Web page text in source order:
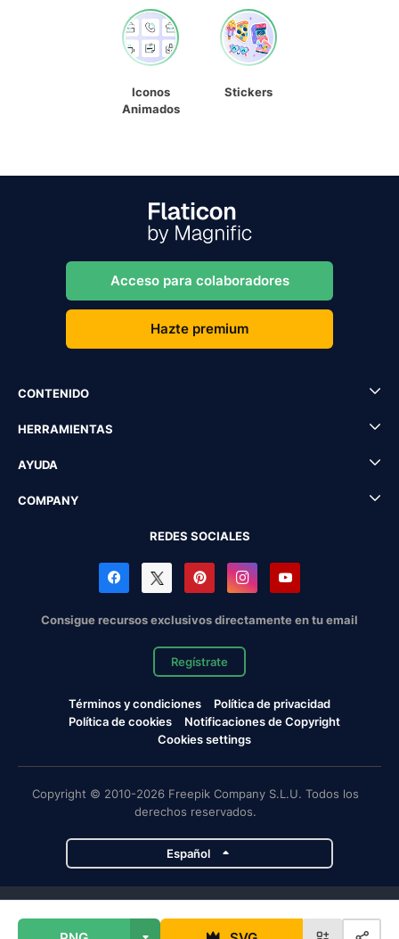
Iconos
Animados
Stickers
Acceso para colaboradores
Hazte premium
CONTENIDO
HERRAMIENTAS
AYUDA
COMPANY
REDES SOCIALES
Consigue recursos exclusivos directamente en tu email
Regístrate
Términos y condiciones
Política de privacidad
Política de cookies
Notificaciones de Copyright
Cookies settings
Copyright © 2010-2026 Freepik Company S.L.U. Todos los
derechos reservados.
Español